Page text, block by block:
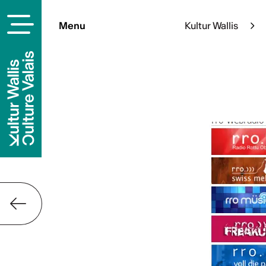
info@kulturwallis.ch
Newsletter
Menu Kultur Wallis